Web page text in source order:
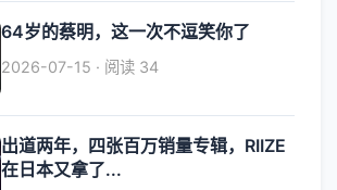
64岁的蔡明，这一次不逗笑你了
2026-07-15 · 阅读 34
出道两年，四张百万销量专辑，RIIZE
在日本又拿了...